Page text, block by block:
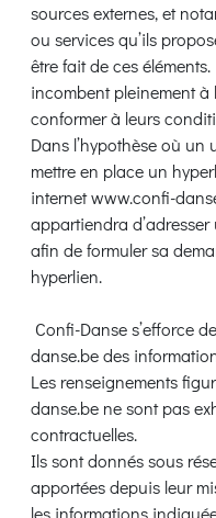
sources externes, et
ou services qu’ils
être fait de ces
incombent pleinement à
conformer à leurs
Dans l’hypothèse où
mettre en place un
internet www.confi-
appartiendra
afin de formuler sa
hyperlien.
Confi-Danse s’efforce
danse.be des
Les renseignements
danse.be ne sont pas
contractuelles.
Ils sont donnés sous
apportées depuis leur
les informations